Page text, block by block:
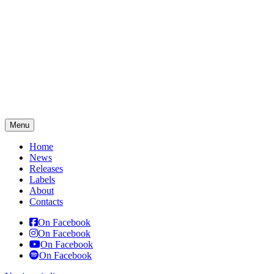
Menu
Home
News
Releases
Labels
About
Contacts
On Facebook
On Facebook
On Facebook
On Facebook